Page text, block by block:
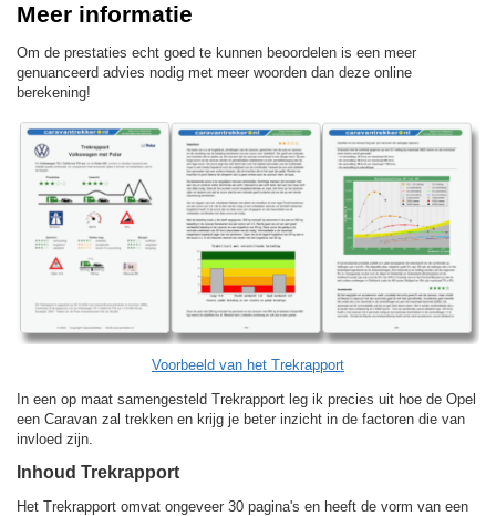
Meer informatie
Om de prestaties echt goed te kunnen beoordelen is een meer
genuanceerd advies nodig met meer woorden dan deze online
berekening!
Voorbeeld van het Trekrapport
In een op maat samengesteld Trekrapport leg ik precies uit hoe de Opel
een Caravan zal trekken en krijg je beter inzicht in de factoren die van
invloed zijn.
Inhoud Trekrapport
Het Trekrapport omvat ongeveer 30 pagina's en heeft de vorm van een